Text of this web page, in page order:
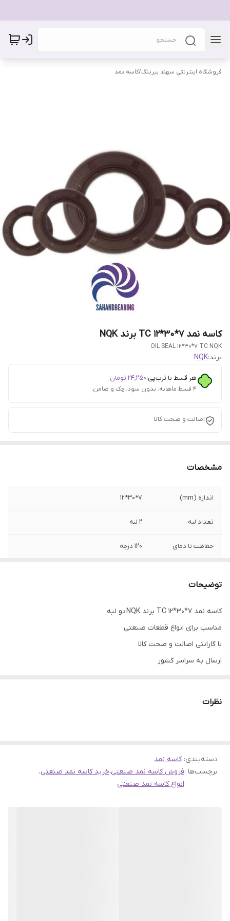
فروشگاه اینترنتی سهند بیرینگ/کاسه نمد
کاسه نمد 7*30*12 TC برند NQK
OIL SEAL 12*30*7 TC NQK
برند:NQK
هر قسط با ترب‌پی:۲۴٬۲۵۰ تومان
۴ قسط ماهانه. بدون سود، چک و ضامن.
اصالت و صحت کالا
مشخصات
اندازه (mm) 7*30*12
تعداد لبه 2 لبه
حفاظت تا دمای 120 درجه
توضیحات
کاسه نمد 7*30*12 TC برند NQK دو لبه
مناسب برای انواع قطعات صنعتی
با گارانتی اصالت و صحت کالا
ارسال به سراسر کشور
نظرات
دسته‌بندی:کاسه نمد
برچسب‌ها :فروش کاسه نمد صنعتی،خرید کاسه نمد صنعتی،
انواع کاسه نمد صنعتی